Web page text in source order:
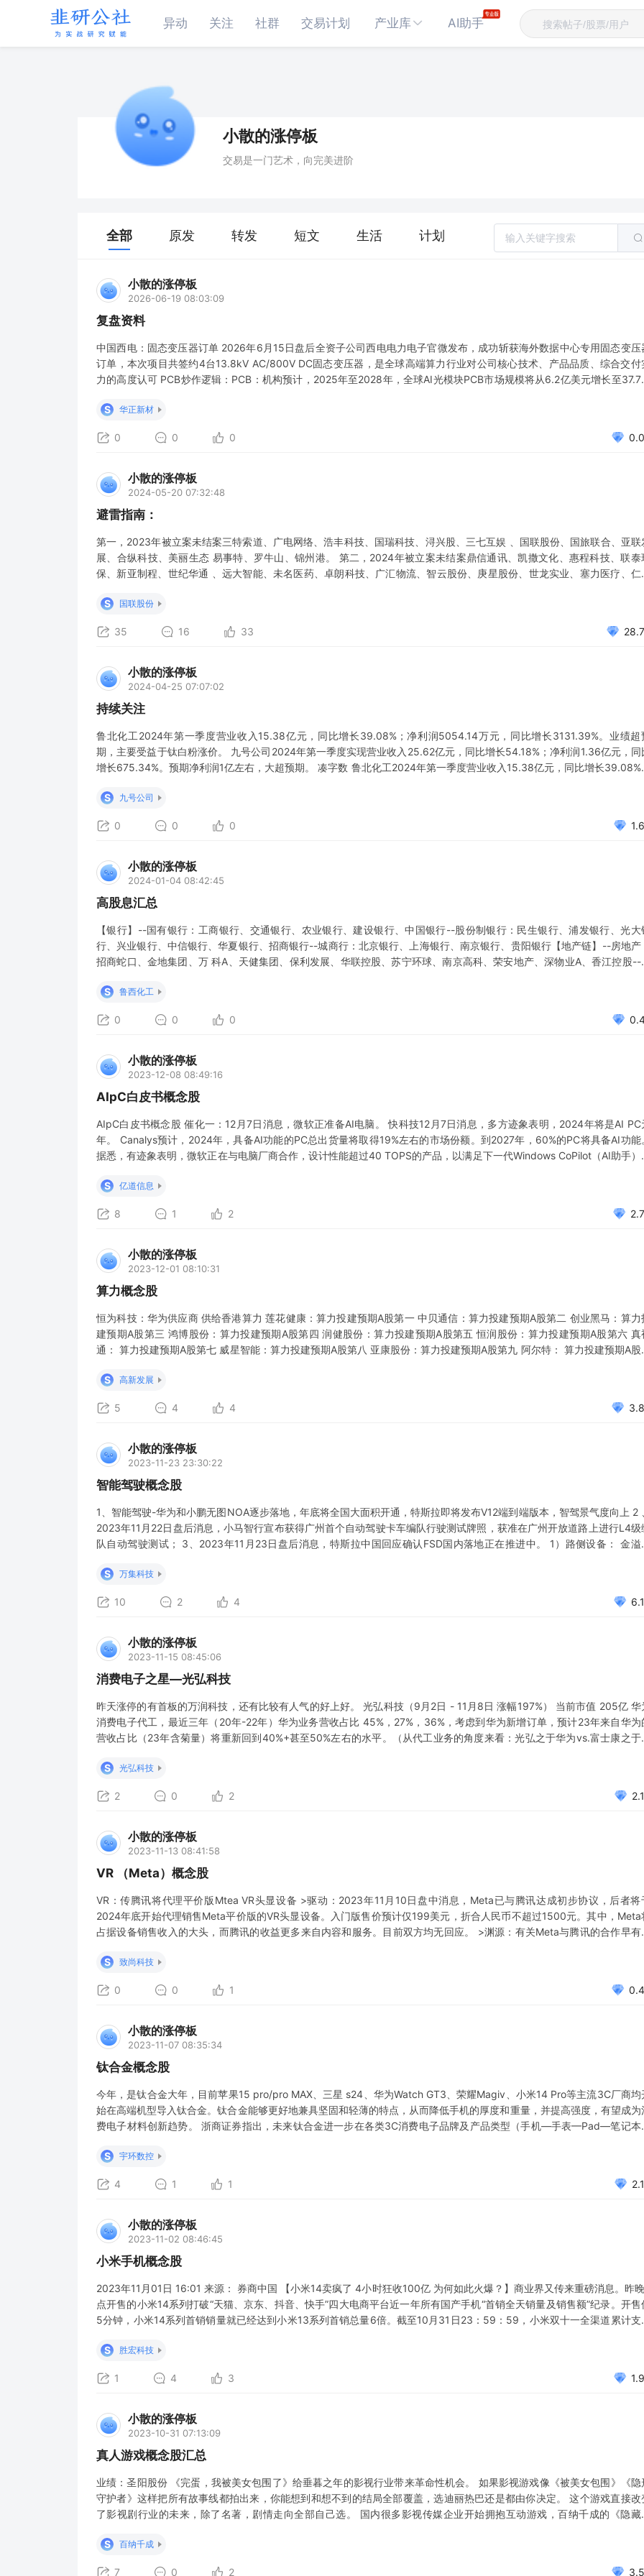
异动 关注 社群 交易计划 产业库 AI助手
小散的涨停板
交易是一门艺术，向完美进阶
全部 原发 转发 短文 生活 计划
小散的涨停板
2026-06-19 08:03:09
复盘资料
中国西电：固态变压器订单 2026年6月15日盘后全资子公司西电电力电子官微发布，成功斩获海外数据中心专用固态变压
订单，本次项目共签约4台13.8kV AC/800V DC固态变压器，是全球高端算力行业对公司核心技术、产品品质、综合交付
力的高度认可 PCB炒作逻辑：PCB：机构预计，2025年至2028年，全球AI光模块PCB市场规模将从6.2亿美元增长至37.7
碑意义 属于技术
S 华正新材
0 0 0
小散的涨停板
2024-05-20 07:32:48
避雷指南：
第一，2023年被立案未结案三特索道、广电网络、浩丰科技、国瑞科技、浔兴股、三七互娱 、国联股份、国旅联合、亚联
展、合纵科技、美丽生态 易事特、罗牛山、锦州港。 第二，2024年被立案未结案鼎信通讯、凯撒文化、惠程科技、联泰
保、新亚制程、世纪华通 、远大智能、未名医药、卓朗科技、广汇物流、智云股份、庚星股份、世龙实业、塞力医疗、仁
意集团、东易日盛、东方集团、亚泰集团、菲林格尔、
S 国联股份
35 16 33
小散的涨停板
2024-04-25 07:07:02
持续关注
鲁北化工2024年第一季度营业收入15.38亿元，同比增长39.08%；净利润5054.14万元，同比增长3131.39%。业绩超
期，主要受益于钛白粉涨价。 九号公司2024年第一季度实现营业收入25.62亿元，同比增长54.18%；净利润1.36亿元，同
增长675.34%。预期净利润1亿左右，大超预期。 凑字数 鲁北化工2024年第一季度营业收入15.38亿元，同比增长39.08%
S
九号公司
0 0 0
小散的涨停板
2024-01-04 08:42:45
高股息汇总
【银行】--国有银行：工商银行、交通银行、农业银行、建设银行、中国银行--股份制银行：民生银行、浦发银行、光大
行、兴业银行、中信银行、华夏银行、招商银行--城商行：北京银行、上海银行、南京银行、贵阳银行【地产链】--房地产
招商蛇口、金地集团、万 科A、天健集团、保利发展、华联控股、苏宁环球、南京高科、荣安地产、深物业A、香江控股--
电梯、上海建工 消费】--百货零售：大东方、丽尚
S 鲁西化工
0 0 0
小散的涨停板
2023-12-08 08:49:16
AIpC白皮书概念股
AIpC白皮书概念股 催化一：12月7日消息，微软正准备AI电脑。 快科技12月7日消息，多方迹象表明，2024年将是AI PC
年。 Canalys预计，2024年，具备AI功能的PC总出货量将取得19%左右的市场份额。到2027年，60%的PC将具备AI功能
据悉，有迹象表明，微软正在与电脑厂商合作，设计性能超过40 TOPS的产品，以满足下一代Windows CoPilot（AI助手）
S
亿道信息
8 1 2
小散的涨停板
2023-12-01 08:10:31
算力概念股
恒为科技：华为供应商 供给香港算力 莲花健康：算力投建预期A股第一 中贝通信：算力投建预期A股第二 创业黑马：算力
建预期A股第三 鸿博股份：算力投建预期A股第四 润健股份：算力投建预期A股第五 恒润股份：算力投建预期A股第六 真
通： 算力投建预期A股第七 威星智能：算力投建预期A股第八 亚康股份：算力投建预期A股第九 阿尔特： 算力投建预期A股
讯通信：中标兰州智算中心 测
S 高新发展
5 4 4
小散的涨停板
2023-11-23 23:30:22
智能驾驶概念股
1、智能驾驶-华为和小鹏无图NOA逐步落地，年底将全国大面积开通，特斯拉即将发布V12端到端版本，智驾景气度向上 2
2023年11月22日盘后消息，小马智行宣布获得广州首个自动驾驶卡车编队行驶测试牌照，获准在广州开放道路上进行L4级
队自动驾驶测试； 3、2023年11月23日盘后消息，特斯拉中国回应确认FSD国内落地正在推进中。 1）路侧设备： 金溢
第三。 千方科技
S 万集科技
10 2 4
小散的涨停板
2023-11-15 08:45:06
消费电子之星—光弘科技
昨天涨停的有首板的万润科技，还有比较有人气的好上好。 光弘科技（9月2日 - 11月8日 涨幅197%） 当前市值 205亿 华
消费电子代工，最近三年（20年-22年）华为业务营收占比 45%，27%，36%，考虑到华为新增订单，预计23年来自华为
营收占比（23年含菊量）将重新回到40%+甚至50%左右的水平。（从代工业务的角度来看：光弘之于华为vs.富士康之于
后。10月
S 光弘科技
2 0 2
小散的涨停板
2023-11-13 08:41:58
VR （Meta）概念股
VR：传腾讯将代理平价版Mtea VR头显设备 >驱动：2023年11月10日盘中消息，Meta已与腾讯达成初步协议，后者将
2024年底开始代理销售Meta平价版的VR头显设备。入门版售价预计仅199美元，折合人民币不超过1500元。其中，Meta
占据设备销售收入的大头，而腾讯的收益更多来自内容和服务。目前双方均无回应。 >渊源：有关Meta与腾讯的合作早有
此次合作
S 致尚科技
0 0 1
小散的涨停板
2023-11-07 08:35:34
钛合金概念股
今年，是钛合金大年，目前苹果15 pro/pro MAX、三星 s24、华为Watch GT3、荣耀Magiv、小米14 Pro等主流3C厂商均
始在高端机型导入钛合金。钛合金能够更好地兼具坚固和轻薄的特点，从而降低手机的厚度和重量，并提高强度，有望成为
费电子材料创新趋势。 浙商证券指出，未来钛合金进一步在各类3C消费电子品牌及产品类型（手机—手表—Pad—笔记本
应用将带来数百
S 宇环数控
4 1 1
小散的涨停板
2023-11-02 08:46:45
小米手机概念股
2023年11月01日 16:01 来源： 券商中国 【小米14卖疯了 4小时狂收100亿 为何如此火爆？】商业界又传来重磅消息。昨
点开售的小米14系列打破“天猫、京东、抖音、快手”四大电商平台近一年所有国产手机“首销全天销量及销售额”纪录。开售
5分钟，小米14系列首销销量就已经达到小米13系列首销总量6倍。截至10月31日23：59：59，小米双十一全渠道累计支
S
胜宏科技
1 4 3
小散的涨停板
2023-10-31 07:13:09
真人游戏概念股汇总
业绩：圣阳股份 《完蛋，我被美女包围了》给垂暮之年的影视行业带来革命性机会。 如果影视游戏像《被美女包围》《隐
守护者》这样把所有故事线都拍出来，你能想到和想不到的结局全部覆盖，选迪丽热巴还是都由你决定。 这个游戏直接改
了影视剧行业的未来，除了名著，剧情走向全部自己选。 国内很多影视传媒企业开始拥抱互动游戏，百纳千成的《隐藏
选择决定剧情走向的真人互动恋爱游戏，融合了游戏+短剧的
S 百纳千成
7 0 2